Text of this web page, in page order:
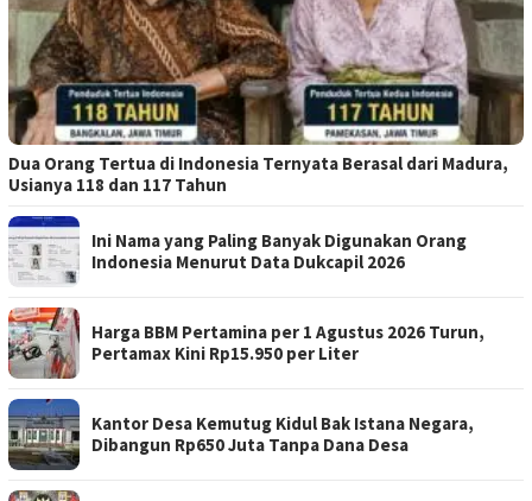
Dua Orang Tertua di Indonesia Ternyata Berasal dari Madura,
Usianya 118 dan 117 Tahun
Ini Nama yang Paling Banyak Digunakan Orang
Indonesia Menurut Data Dukcapil 2026
Harga BBM Pertamina per 1 Agustus 2026 Turun,
Pertamax Kini Rp15.950 per Liter
Kantor Desa Kemutug Kidul Bak Istana Negara,
Dibangun Rp650 Juta Tanpa Dana Desa